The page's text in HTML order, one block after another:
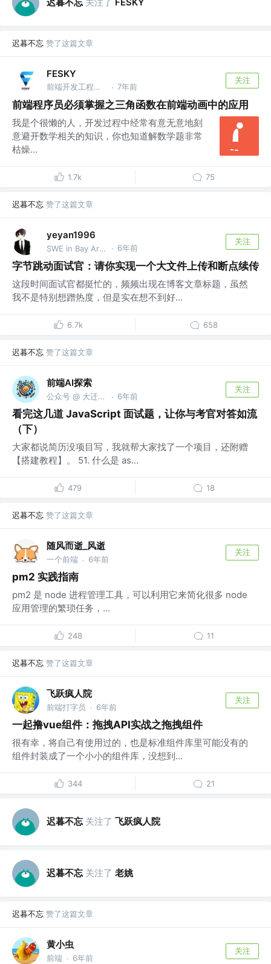
迟暮不忘 赞了这篇文章
FESKY
前端开发工程师 @腾讯 · 7年前
关注
前端程序员必须掌握之三角函数在前端动画中的应用
我是个很懒的人，开发过程中经常有意无意地刻
意避开数学相关的知识，你也知道解数学题非常
枯燥...
1.7k 75
迟暮不忘 赞了这篇文章
yeyan1996
SWE in Bay Area @TikTok · 6年前
关注
字节跳动面试官：请你实现一个大文件上传和断点续传
这段时间面试官都挺忙的，频频出现在博客文章标题，虽然
我不是特别想蹭热度，但是实在想不到好...
6.7k 658
迟暮不忘 赞了这篇文章
前端AI探索
公众号 @ 大迁世界 · 6年前
关注
看完这几道 JavaScript 面试题，让你与考官对答如流
（下）
大家都说简历没项目写，我就帮大家找了一个项目，还附赠
【搭建教程】。 51. 什么是 as...
479 18
迟暮不忘 赞了这篇文章
随风而逝_风逝
一个前端 · 6年前
关注
pm2 实践指南
pm2 是 node 进程管理工具，可以利用它来简化很多 node
应用管理的繁琐任务，...
248 11
迟暮不忘 赞了这篇文章
飞跃疯人院
前端打字员 · 6年前
关注
一起撸vue组件：拖拽API实战之拖拽组件
很有幸，将自己有使用过的，也是标准组件库里可能没有的
组件封装成了一个小小的组件库，没想到...
344 21
迟暮不忘 关注了 飞跃疯人院
迟暮不忘 关注了 老姚
迟暮不忘 赞了这篇文章
黄小虫
前端 · 6年前
关注